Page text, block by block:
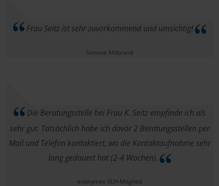
Frau Seitz ist sehr zuvorkommend und umsichtig!
Simone Ahlbrand
Die Beratungsstelle bei Frau K. Seitz empfinde ich als
sehr gut. Tatsächlich habe ich davor 2 Beratungsstellen per
Mail und Telefon kontaktiert, wo die Kontaktaufnahme sehr
lang gedauert hat (2-4 Wochen).
anonymes VLH-Mitglied